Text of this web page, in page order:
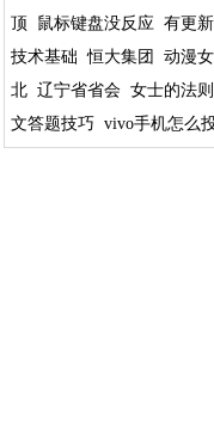
顶
鼠标键盘没反应 有更新
技术基础 恒大集团 动漫
北 辽宁省省会 女士的法则
文答题技巧 vivo手机怎么